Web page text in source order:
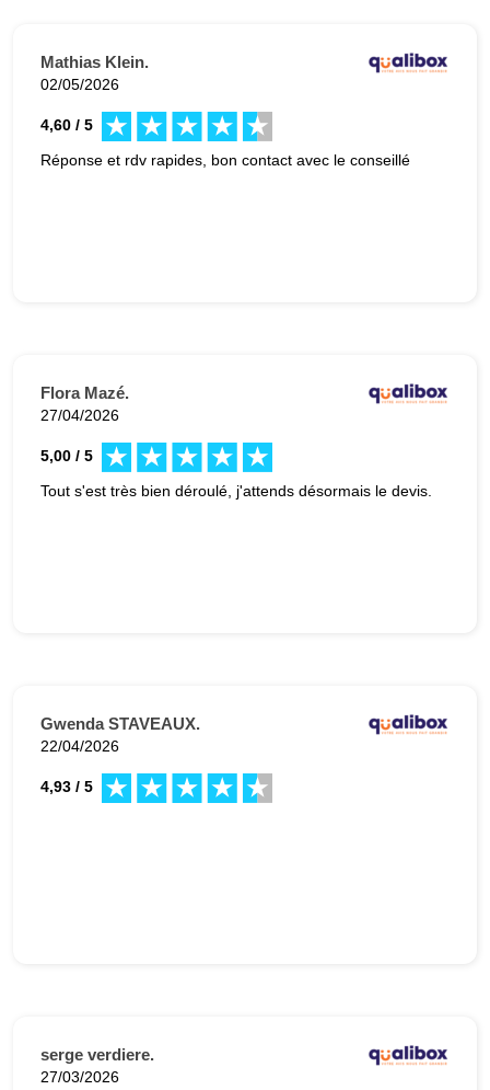
Mathias Klein.
02/05/2026
4,60 / 5
Réponse et rdv rapides, bon contact avec le conseillé
Flora Mazé.
27/04/2026
5,00 / 5
Tout s'est très bien déroulé, j'attends désormais le devis.
Gwenda STAVEAUX.
22/04/2026
4,93 / 5
serge verdiere.
27/03/2026